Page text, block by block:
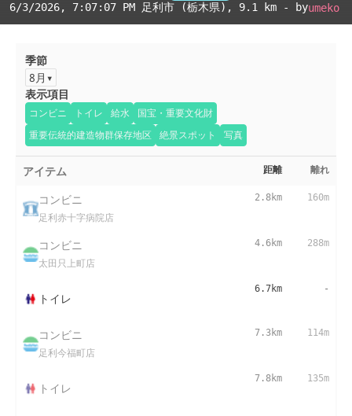
6/3/2026, 7:07:07 PM 足利市 (栃木県) , 9.1 km - byumeko
季節
8月
表示項目
コンビニ トイレ 給水
国宝・重要文化財
重要伝統的建造物群保存地区
絶景スポット 写真
アイテム 距離 離れ
コンビニ
足利赤十字病院店
2.8km 160m
コンビニ
太田只上町店
4.6km 288m
トイレ
6.7km -
コンビニ
足利今福町店
7.3km 114m
トイレ
7.8km 135m